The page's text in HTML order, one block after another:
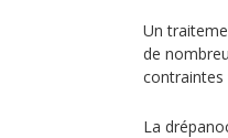
Un
de
contraintes
La